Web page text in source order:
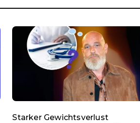
Starker Gewichtsverlust